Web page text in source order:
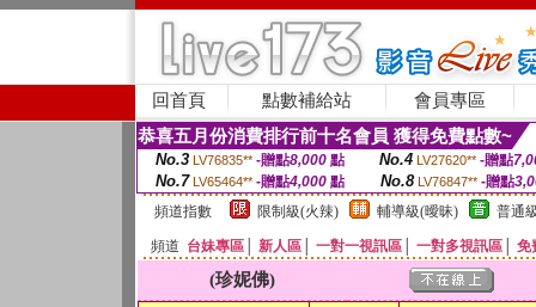
回首頁 點數補給站 會員專區
恭喜五月份消費排行前十名會員 獲得免費點數~
No.3 LV76835** -贈點8,000點 No.4 LV27620** -贈點
No.7 LV65464** -贈點4,000 點 No.8 LV76847** -贈點
頻道指數
限制級(火辣) 輔導級(曖昧) 普通
頻道 台妹專區 新人區 一對一視訊區 一對多視訊區 免
(珍妮佛)